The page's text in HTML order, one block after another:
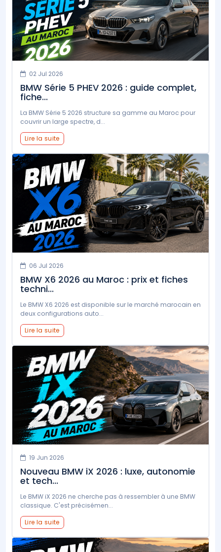
02 Jul 2026
BMW Série 5 PHEV 2026 : guide complet,
fiche...
La BMW Série 5 2026 structure sa gamme au Maroc pour
couvrir un large spectre, d...
Lire la suite
06 Jul 2026
BMW X6 2026 au Maroc : prix et fiches
techni...
Le BMW X6 2026 est disponible sur le marché marocain en
deux configurations auto...
Lire la suite
19 Jun 2026
Nouveau BMW iX 2026 : luxe, autonomie
et tech...
Le BMW iX 2026 ne cherche pas à ressembler à une BMW
classique. C'est précisémen...
Lire la suite